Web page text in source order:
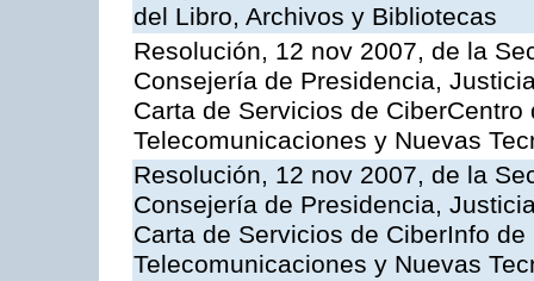
del Libro, Archivos y Bibliotecas
Resolución, 12 nov 2007, de la
Consejería de Presidencia,
Carta de Servicios de
Telecomunicaciones y Nuevas
Resolución, 12 nov 2007, de la
Consejería de Presidencia,
Carta de Servicios de CiberInfo
Telecomunicaciones y Nuevas